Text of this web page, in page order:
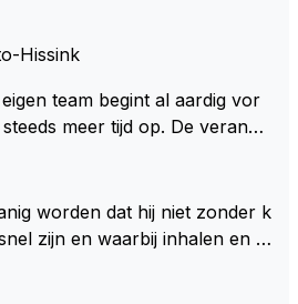
Hissink
team begint al aardig vor
meer tijd op. De verande
niet het gewenste effect hebb
zijn dan zal het 3 jaar zijn, hoo
langer. Vergeet niet, hij hee
dan de F1 op dit moment.
worden dat hij niet zonder k
op de grenzen rijden van de